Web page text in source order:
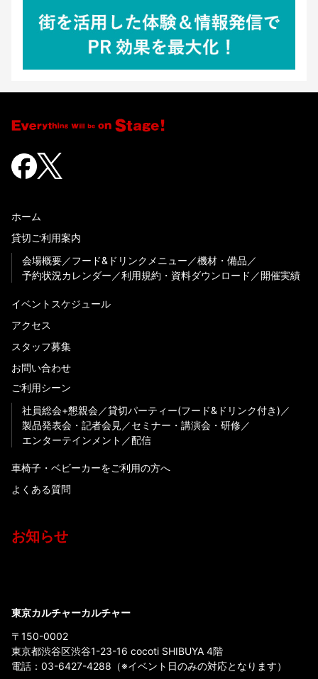
ホーム
貸切ご利用案内
会場概要
フード&ドリンクメニュー
機材・備品
予約状況カレンダー
利用規約・資料ダウンロード 開催実績
イベントスケジュール
アクセス
スタッフ募集
お問い合わせ
ご利用シーン
社員総会+懇親会
貸切パーティー(フード&ドリンク付き)
製品発表会・記者会見
セミナー・講演会・研修
エンターテインメント
配信
車椅子・ベビーカーをご利用の方へ
よくある質問
お知らせ
東京カルチャーカルチャー
〒150-0002
東京都渋谷区渋谷1-23-16 cocoti SHIBUYA 4階
電話： 03-6427-4288 （※イベント日のみの対応となります）